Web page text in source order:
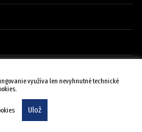
využíva len nevyhnutné technické
Ulož